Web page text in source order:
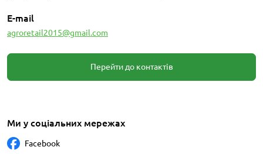
E-mail
agroretail2015@gmail.com
Перейти до контактів
Ми у соціальних мережах
Facebook